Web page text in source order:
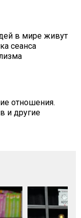
в мире живут
сеанса
отношения.
и другие